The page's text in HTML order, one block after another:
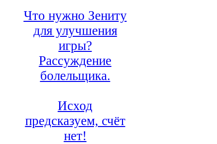
Что нужно Зениту
для улучшения
игры?
Рассуждение
болельщика.
Исход
предсказуем, счёт
нет!